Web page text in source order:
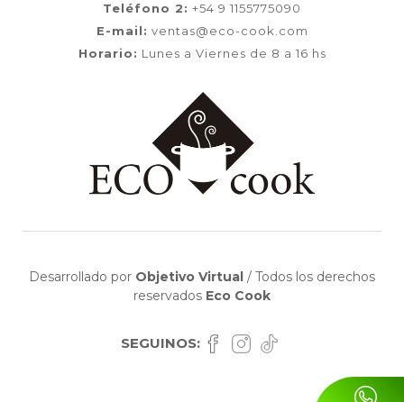
Teléfono 2: +54 9 1155775090
E-mail: ventas@eco-cook.com
Horario: Lunes a Viernes de 8 a 16 hs
Desarrollado por Objetivo Virtual / Todos los derechos
reservados Eco Cook
SEGUINOS: